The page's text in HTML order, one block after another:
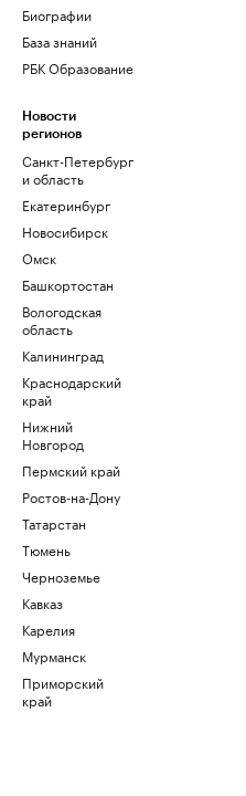
Биографии
База знаний
РБК Образование
Новости
регионов
Санкт-Петербург
и область
Екатеринбург
Новосибирск
Омск
Башкортостан
Вологодская
область
Калининград
Краснодарский
край
Нижний
Новгород
Пермский край
Ростов-на-Дону
Татарстан
Тюмень
Черноземье
Кавказ
Карелия
Мурманск
Приморский
край